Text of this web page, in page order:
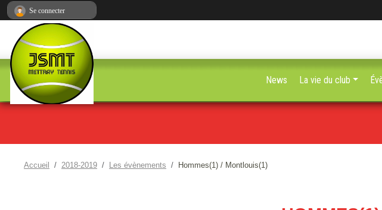
Accueil 2018-2019 Les évènements Hommes(1) / Montlouis(1)
News La vie du club
Se connecter
Panneau de gestion des cookies